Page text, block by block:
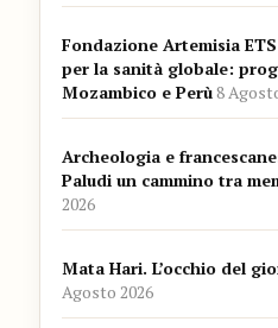
Fondazione Artemisia
per la sanità globale:
Mozambico e Perù8
Archeologia e
Paludi un cammino tra
2026
Mata Hari. L’occhio del
Agosto 2026